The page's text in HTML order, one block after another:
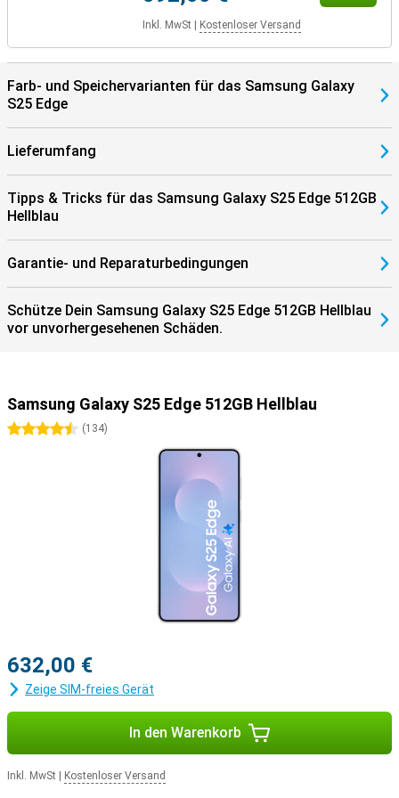
Inkl. MwSt Kostenloser Versand
Farb- und Speichervarianten für das Samsung Galaxy
S25 Edge
Lieferumfang
Tipps & Tricks für das Samsung Galaxy S25 Edge 512GB
Hellblau
Garantie- und Reparaturbedingungen
Schütze Dein Samsung Galaxy S25 Edge 512GB Hellblau
vor unvorhergesehenen Schäden.
Samsung Galaxy S25 Edge 512GB Hellblau
4.5 Sterne
(134)
632,00 €
Zeige SIM-freies Gerät
In den Warenkorb
Inkl. MwSt Kostenloser Versand